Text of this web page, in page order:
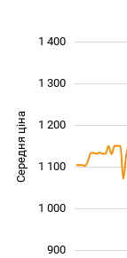
Середня ціна
900
1 000
1 100
1 200
1 400
1 300